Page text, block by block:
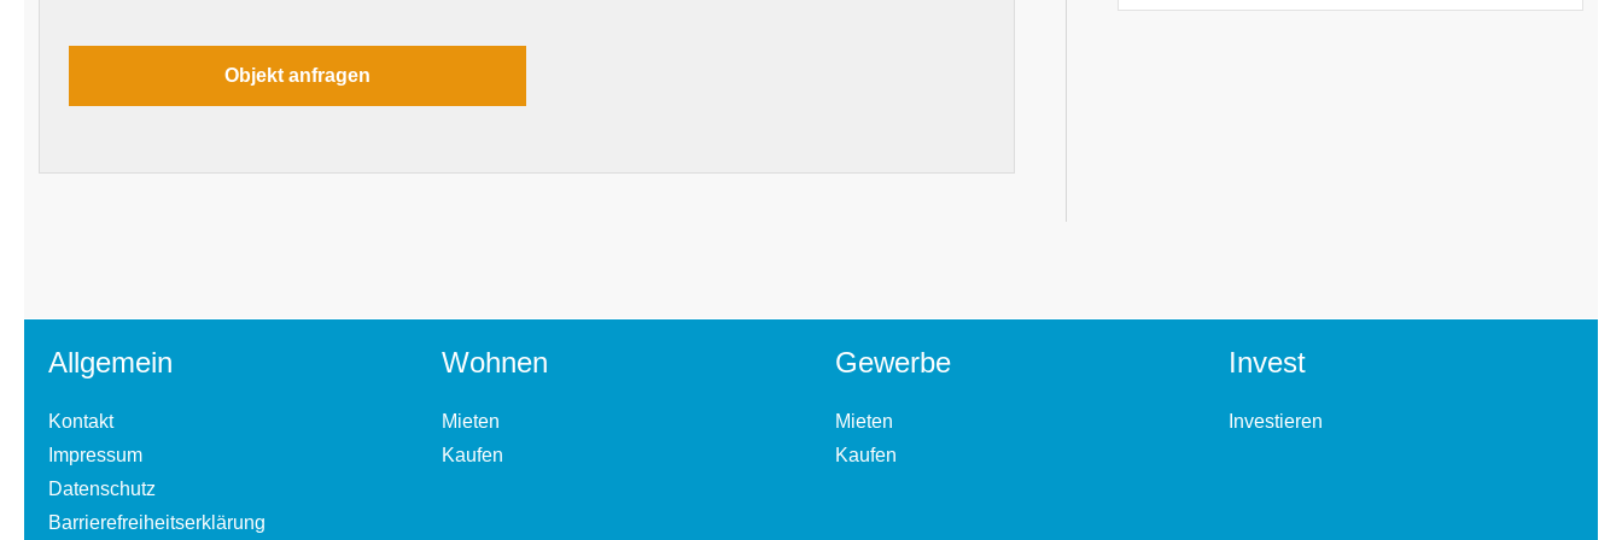
Allgemein
Kontakt
Impressum
Datenschutz
Barrierefreiheitserklärung
Wohnen
Mieten
Kaufen
Gewerbe
Mieten
Kaufen
Invest
Investieren